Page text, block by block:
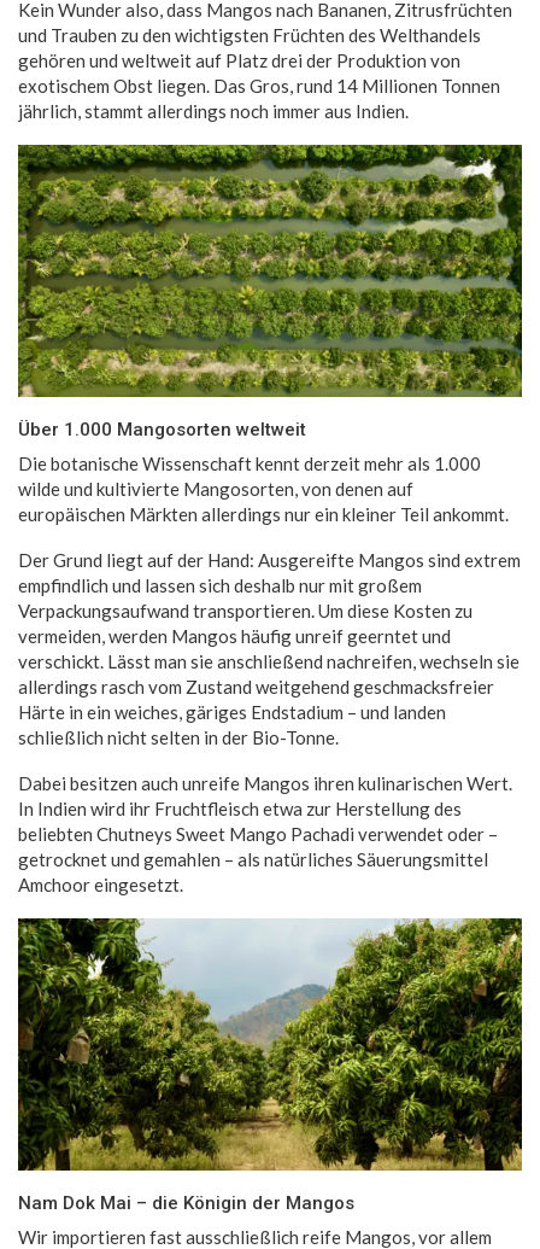
Kein Wunder also, dass Mangos nach Bananen, Zitrusfrüchten
und Trauben zu den wichtigsten Früchten des Welthandels
gehören und weltweit auf Platz drei der Produktion von
exotischem Obst liegen. Das Gros, rund 14 Millionen Tonnen
jährlich, stammt allerdings noch immer aus Indien.
Über 1.000 Mangosorten weltweit
Die botanische Wissenschaft kennt derzeit mehr als 1.000
wilde und kultivierte Mangosorten, von denen auf
europäischen Märkten allerdings nur ein kleiner Teil ankommt.
Der Grund liegt auf der Hand: Ausgereifte Mangos sind extrem
empfindlich und lassen sich deshalb nur mit großem
Verpackungsaufwand transportieren. Um diese Kosten zu
vermeiden, werden Mangos häufig unreif geerntet und
verschickt. Lässt man sie anschließend nachreifen, wechseln sie
allerdings rasch vom Zustand weitgehend geschmacksfreier
Härte in ein weiches, gäriges Endstadium – und landen
schließlich nicht selten in der Bio-Tonne.
Dabei besitzen auch unreife Mangos ihren kulinarischen Wert.
In Indien wird ihr Fruchtfleisch etwa zur Herstellung des
beliebten Chutneys Sweet Mango Pachadi verwendet oder –
getrocknet und gemahlen – als natürliches Säuerungsmittel
Amchoor eingesetzt.
Nam Dok Mai – die Königin der Mangos
Wir importieren fast ausschließlich reife Mangos, vor allem